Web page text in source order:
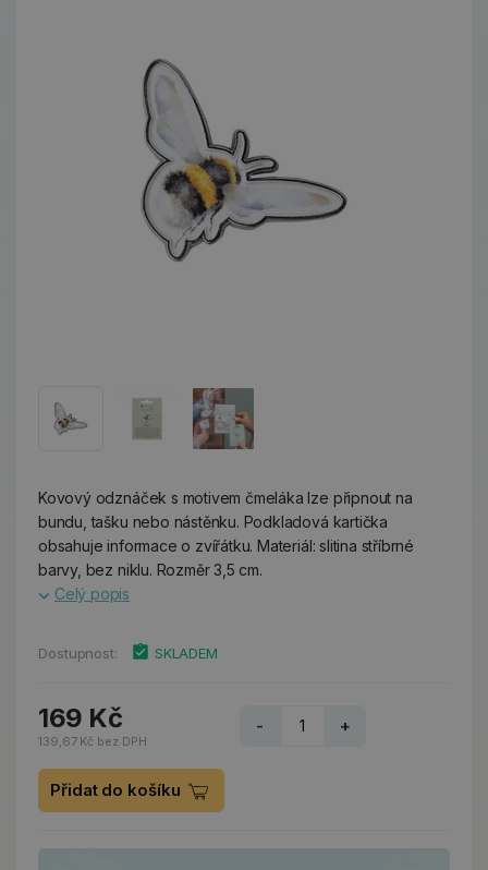
Kovový odznáček s motivem čmeláka lze připnout na
bundu, tašku nebo nástěnku. Podkladová kartička
obsahuje informace o zvířátku. Materiál: slitina stříbrné
barvy, bez niklu. Rozměr 3,5 cm.
Celý popis
Dostupnost: SKLADEM
169 Kč
139,67 Kč bez DPH
- +
Přidat do košíku